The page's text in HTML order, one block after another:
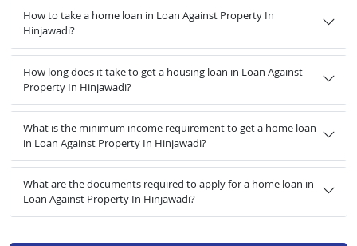
How to take a home loan in Loan Against Property In
Hinjawadi?
How long does it take to get a housing loan in Loan Against
Property In Hinjawadi?
What is the minimum income requirement to get a home loan
in Loan Against Property In Hinjawadi?
What are the documents required to apply for a home loan in
Loan Against Property In Hinjawadi?